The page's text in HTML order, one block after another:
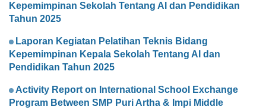
Kepemimpinan Sekolah Tentang AI dan Pendidikan
Tahun 2025
Laporan Kegiatan Pelatihan Teknis Bidang
Kepemimpinan Kepala Sekolah Tentang AI dan
Pendidikan Tahun 2025
Activity Report on International School Exchange
Program Between SMP Puri Artha & Impi Middle